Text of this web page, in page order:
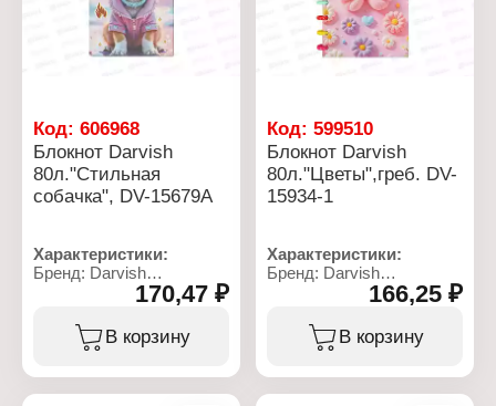
Код: 606968
Блокнот Darvish
80л."Стильная
собачка", DV-15679А
Характеристики:
Бренд: Darvish
Артикул: DV-15679А-1
Тип товара: Блокнот
Модель: "Стильная
собачка"
170,47 ₽
В корзину
Код:599510
Блокнот Darvish
80л."Цветы",греб. DV-
15934-1
Характеристики:
Бренд: Darvish
Артикул: DV-15934-1
Тип товара: Блокнот
Дизайн: "Цветы"
Размер: 15,5х21 см
166,25 ₽
В корзину